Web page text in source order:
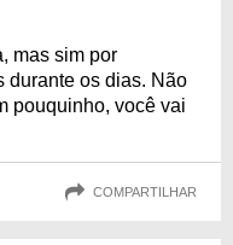
mas sim por
durante os dias. Não
pouquinho, você vai
COMPARTILHAR